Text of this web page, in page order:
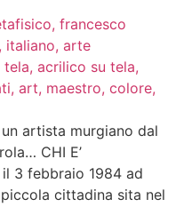
artista murgiano dal
CHI E’
il 3 febbraio 1984 ad
cittadina sita nel